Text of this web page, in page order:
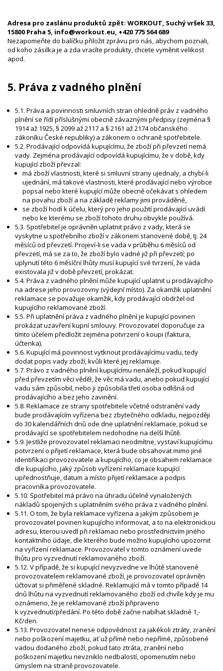
Adresa pro zaslánu produktů zpět: WORKOUT, Suchý vršek 33,
15800 Praha 5, info@workout.eu, +420 775 564 689
Nezapomeňte do balíčku přiložit zprávu pro nás, abychom poznali,
od koho zásilka je a zda vracíte produkty, chcete vyměnit velikost
apod.
5. Práva z vadného plnění
5.1. Práva a povinnosti smluvních stran ohledně práv z vadného
plnění se řídí příslušnými obecně závaznými předpisy (zejména §
1914 až 1925, § 2099 až 2117 a § 2161 až 2174 občanského
zákoníku České republiky) a zákonem o ochraně spotřebitele.
5.2. Prodávající odpovídá kupujícímu, že zboží při převzetí nemá
vady. Zejména prodávající odpovídá kupujícímu, že v době, kdy
kupující zboží převzal:
má zboží vlastnosti, které si smluvní strany ujednaly, a chybí-li
ujednání, má takové vlastnosti, které prodávající nebo výrobce
popsal nebo které kupující může obecně očekávat s ohledem
na povahu zboží a na základě reklamy jimi prováděné,
se zboží hodí k účelu, který pro jeho použití prodávající uvádí
nebo ke kterému se zboží tohoto druhu obvykle používá.
5.3. Spotřebitel je oprávněn uplatnit právo z vady, která se
vyskytne u spotřebního zboží v zákonem stanovené době, tj. 24
měsíců od převzetí. Projeví-li se vada v průběhu 6 měsíců od
převzetí, má se za to, že zboží bylo vadné již při převzetí; po
uplynutí této 6 měsíční lhůty musí kupující své tvrzení, že vada
existovala již v době převzetí, prokázat.
5.4. Práva z vadného plnění může kupující uplatnit u prodávajícího
na adrese jeho provozovny (výdejní místo). Za okamžik uplatnění
reklamace se považuje okamžik, kdy prodávající obdržel od
kupujícího reklamované zboží.
5.5. Při uplatnění práva z vadného plnění je kupující povinen
prokázat uzavření kupní smlouvy. Provozovatel doporučuje za
tímto účelem předložit zejména potvrzení o koupi (faktura,
účtenka).
5.6. Kupující má povinnost vytknout prodávajícímu vadu, tedy
dodat popis vady zboží, kvůli které jej reklamuje.
5.7. Právo z vadného plnění kupujícímu nenáleží, pokud kupující
před převzetím věci věděl, že věc má vadu, anebo pokud kupující
vadu sám způsobil, nebo ji způsobila třetí osoba odlišná od
prodávajícího a bez jeho zavinění.
5.8. Reklamace ze strany spotřebitele včetně odstranění vady
bude prodávajícím vyřízena bez zbytečného odkladu, nejpozději
do 30 kalendářních dnů ode dne uplatnění reklamace, pokud se
prodávající se spotřebitelem nedohodne na delší lhůtě.
5.9. Jestliže provozovatel reklamaci neodmítne, vystaví kupujícímu
potvrzení o přijetí reklamace, která bude obsahovat mimo jiné
identifikaci provozovatele a kupujícího, co je obsahem reklamace
dle kupujícího, jaký způsob vyřízení reklamace kupující
upřednostňuje, datum a místo přijetí reklamace a podpis
pracovníka provozovatele.
5.10. Spotřebitel má právo na úhradu účelně vynaložených
nákladů spojených s uplatněním svého práva z vadného plnění.
5.11. O tom, že byla reklamace vyřízena a jakým způsobem je
provozovatel povinen kupujícího informovat, a to na elektronickou
adresu, kterou uvedl při reklamaci nebo prostřednictvím jiného
kontaktního údaje, dle kterého bude možno kupujícího upozornit
na vyřízení reklamace. Provozovatel v tomto oznámení uvede
lhůtu pro vyzvednutí reklamovaného zboží.
5.12. V případě, že si kupující nevyzvedne ve lhůtě stanovené
provozovatelem reklamované zboží, je provozovatel oprávněn
účtovat si přiměřené skladné. Reklamující má v tomto případě 14
dnů lhůtu na vyzvednutí reklamovaného zboží od chvíle kdy je mu
oznámeno, že je reklamované zboží připraveno
k vyzvednutí/předání. Po této době začne nabíhat skladné 1,-
Kč/den.
5.13. Provozovatel nenese odpovědnost za jakékoli ztráty, zranění
nebo poškození majetku, ať už přímé nebo nepřímé, způsobené
vadou dodaného zboží, pokud tato ztráta, zranění nebo
poškození majetku nevzniklo nedbalostí, opomenutím nebo
úmyslem na straně provozovatele.